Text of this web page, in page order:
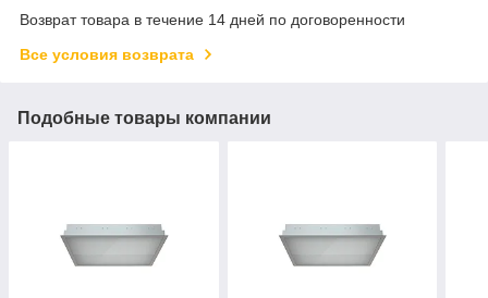
Возврат товара в течение 14 дней по договоренности
Все условия возврата
Подобные товары компании